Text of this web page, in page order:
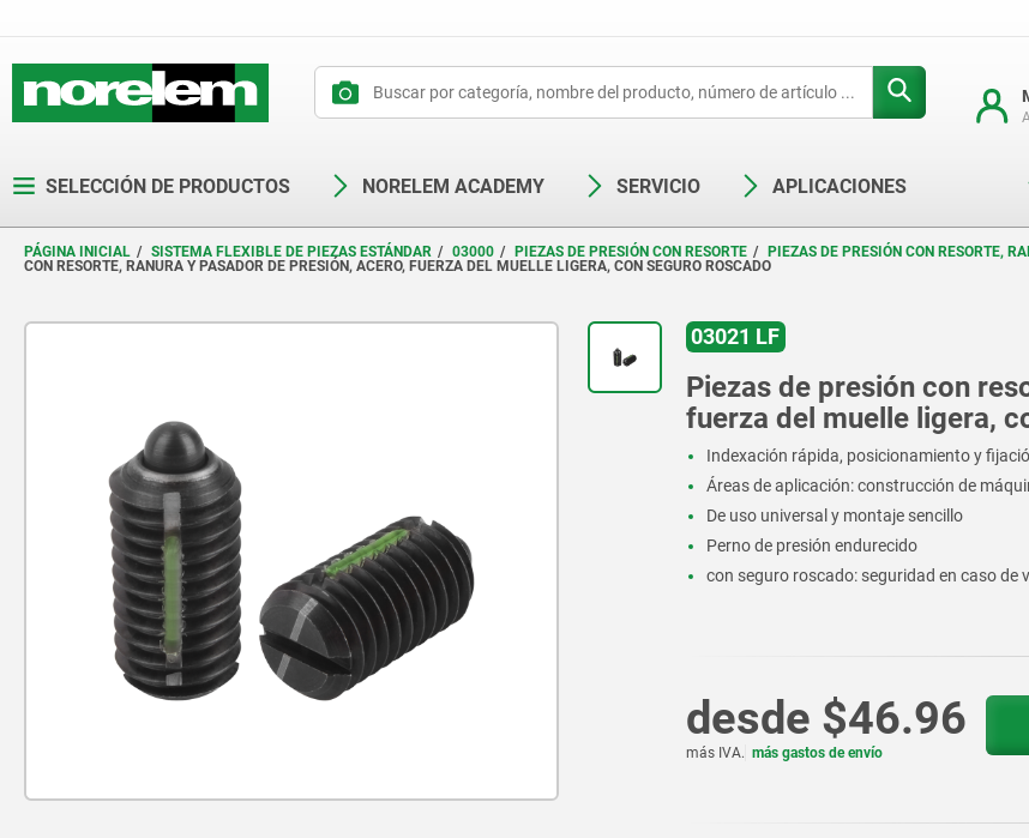
SELECCIÓN DE PRODUCTOS NORELEM ACADEMY SERVICIO APLICACIONES
PÁGINA INICIAL SISTEMA FLEXIBLE DE PIEZAS ESTÁNDAR 03000 PIEZAS DE PRESIÓN CON RESORTE PIEZAS DE PRESIÓN CON RESORTE,
CON RESORTE, RANURA Y PASADOR DE PRESIÓN, ACERO, FUERZA DEL MUELLE LIGERA, CON SEGURO ROSCADO
03021 LF
Piezas de presión con
fuerza del muelle ligera,
Indexación rápida, posicionamiento y
Áreas de aplicación: construcción de
De uso universal y montaje sencillo
Perno de presión endurecido
con seguro roscado: seguridad en caso de
desde $46.96
más IVA. más gastos de envío